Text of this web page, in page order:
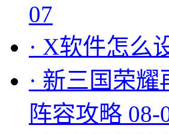
07
· X软件怎么
· 新三国荣耀
阵容攻略 08-